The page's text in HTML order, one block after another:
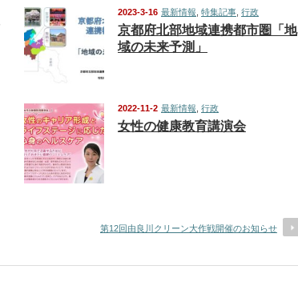
2023-3-16 最新情報 特集記事 行政
京都府北部地域連携都市圏「地
域の未来予測」
2022-11-2 最新情報 行政
女性の健康教育講演会
第12回由良川クリーン大作戦開催のお知らせ